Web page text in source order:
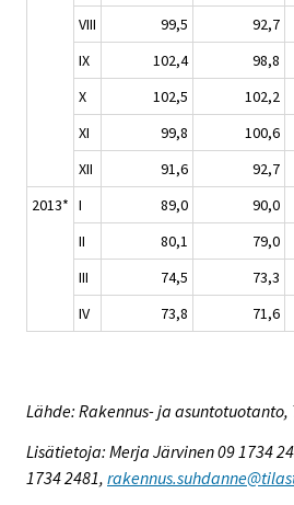
VIII
99,5 92,7
IX
102,4 98,8
X
102,5 102,2
XI
99,8 100,6
XII
91,6 92,7
2013* I 89,0 90,0
II
80,1 79,0
III
74,5 73,3
IV
73,8 71,6
Lähde: Rakennus- ja asuntotuotanto,
Lisätietoja: Merja Järvinen 09 1734
1734 2481,